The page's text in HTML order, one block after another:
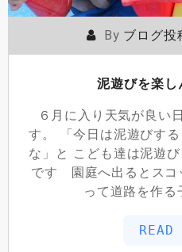
By ブログ投
泥遊びを楽し
６月に入り天気が良い
す。 「今日は泥遊びす
な」と こども達は泥遊
です 園庭へ出るとスコ
って道路を作
READ